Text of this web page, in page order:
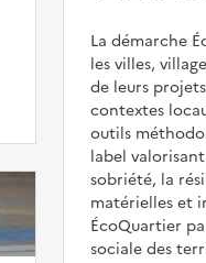
La démarche
les villes,
de leurs
contextes
outils
label
sobriété, la
matérielles et
ÉcoQuartier
sociale des